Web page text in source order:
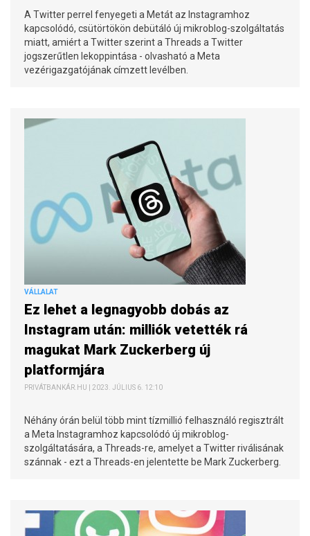
A Twitter perrel fenyegeti a Metát az Instagramhoz
kapcsolódó, csütörtökön debütáló új mikroblog-szolgáltatás
miatt, amiért a Twitter szerint a Threads a Twitter
jogszerűtlen lekoppintása - olvasható a Meta
vezérigazgatójának címzett levélben.
VÁLLALAT
Ez lehet a legnagyobb dobás az
Instagram után: milliók vetették rá
magukat Mark Zuckerberg új
platformjára
PRIVÁTBANKÁR.HU | 2023. JÚLIUS 6. 12:10
Néhány órán belül több mint tízmillió felhasználó regisztrált
a Meta Instagramhoz kapcsolódó új mikroblog-
szolgáltatására, a Threads-re, amelyet a Twitter riválisának
szánnak - ezt a Threads-en jelentette be Mark Zuckerberg.